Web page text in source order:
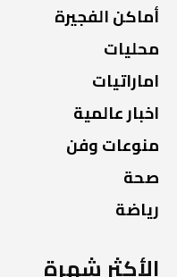
أماكن الفجيرة
محليات
اماراتيات
اخبار عالمية
منوعات وفن
صحة
رياضة
الأكثر شهرة